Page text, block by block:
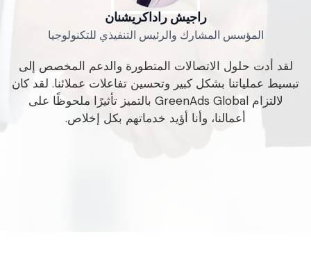
راجيش راداكريشنان
المؤسس المشارك والرئيس التنفيذي للتكنولوجيا
لقد أدت حلول الاتصالات المتطورة والدعم المخصص إلى
تبسيط عملياتنا بشكل كبير وتحسين تفاعلات عملائنا. لقد كان
لالتزام GreenAds Global بالتميز تأثيرًا ملحوظًا على
أعمالنا، وأنا أؤيد خدماتهم بكل إخلاص.